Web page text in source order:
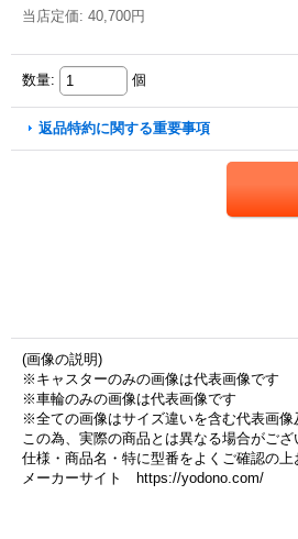
当店定価: 40,700円
数量: 個
返品特約に関する重要事項
(画像の説明)
※キャスターのみの画像は代表画像です
※車輪のみの画像は代表画像です
※全ての画像はサイズ違いを含む代表画像
この為、実際の商品とは異なる場合がご
仕様・商品名・特に型番をよくご確認の
メーカーサイト https://yodono.com/